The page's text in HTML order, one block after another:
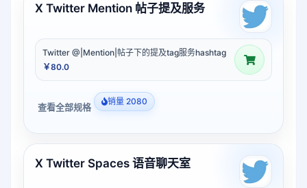
X Twitter Mention 帖子提及服务
Twitter @|Mention|帖子下的提及tag服务hashtag
￥80.0
查看全部规格 销量 2080
X Twitter Spaces 语音聊天室